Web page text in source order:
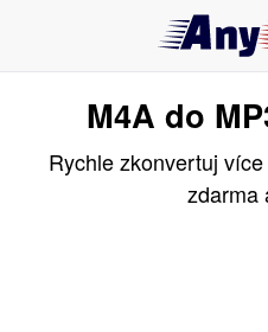
M4A do
Rychle zkonvertuj
zdarma